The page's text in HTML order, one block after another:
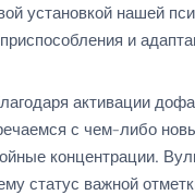
установкой нашей
и
активации
с чем-либо
концентрации.
статус важной